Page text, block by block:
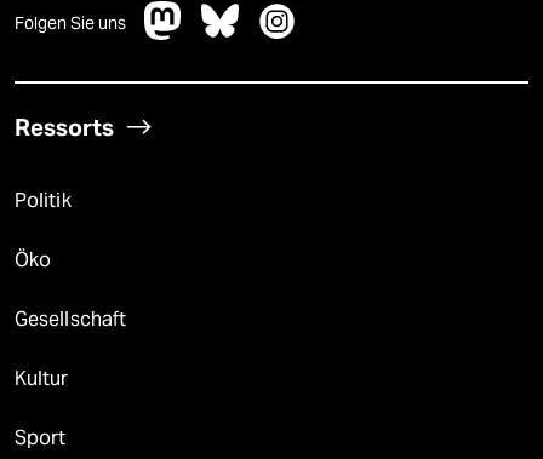
Folgen Sie uns
Ressorts
Politik
Öko
Gesellschaft
Kultur
Sport